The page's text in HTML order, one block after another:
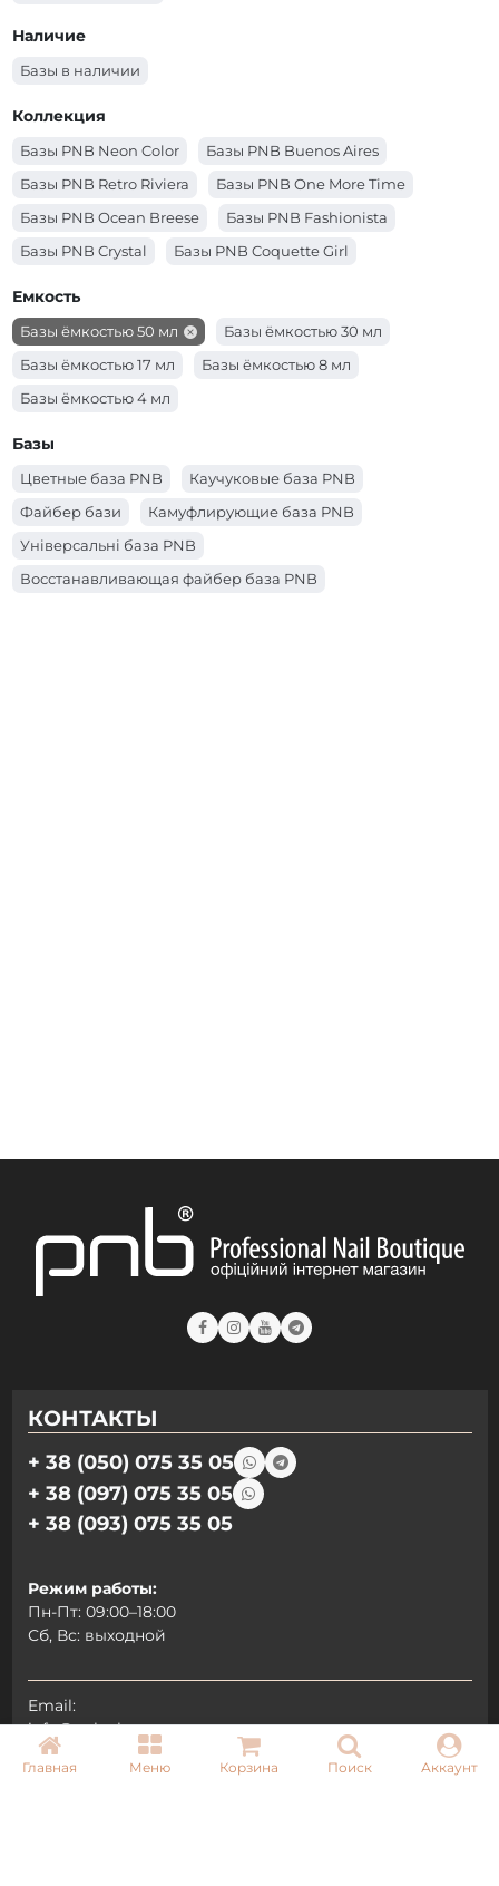
Главная Меню Корзина Поиск Аккаунт
Наличие
Базы в наличии
Коллекция
Базы PNB Neon Color
Базы PNB Buenos Aires
Базы PNB Retro Riviera
Базы PNB One More Time
Базы PNB Ocean Breese
Базы PNB Fashionista
Базы PNB Crystal
Базы PNB Coquette Girl
Емкость
Базы ёмкостью 50 мл
Базы ёмкостью 30 мл
Базы ёмкостью 17 мл
Базы ёмкостью 8 мл
Базы ёмкостью 4 мл
Базы
Цветные база PNB
Каучуковые база PNB
Файбер бази
Камуфлирующие база PNB
Універсальні база PNB
Восстанавливающая файбер база PNB
КОНТАКТЫ
+ 38 (050) 075 35 05
+ 38 (097) 075 35 05
+ 38 (093) 075 35 05
Режим работы:
Пн-Пт: 09:00–18:00
Сб, Вс: выходной
Email:
info@pnb-shop.com.ua
По вопросам сотрудничества: